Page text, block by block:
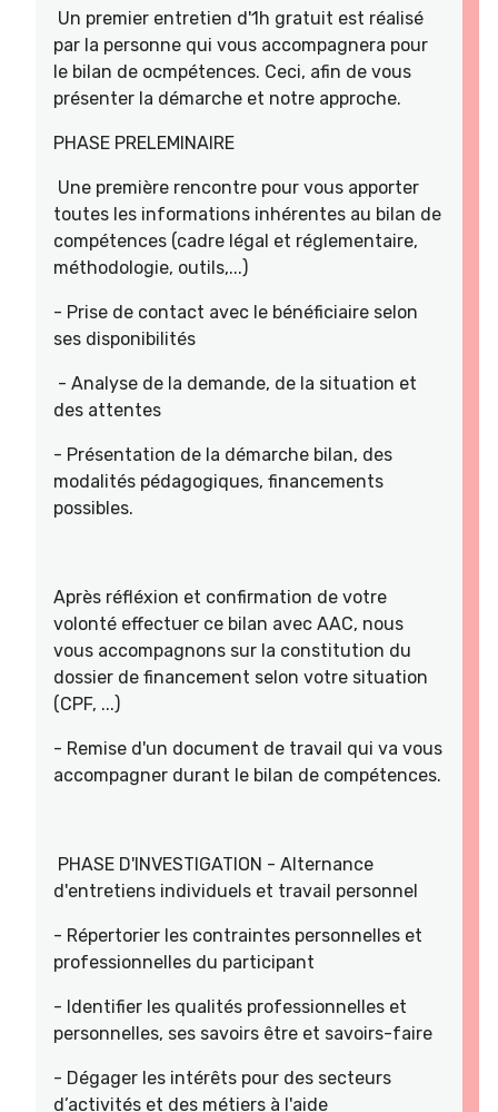
Un premier entretien d'1h gratuit est réalisé
par la personne qui vous accompagnera pour
le bilan de ocmpétences. Ceci, afin de vous
présenter la démarche et notre approche.
PHASE PRELEMINAIRE
Une première rencontre pour vous apporter
toutes les informations inhérentes au bilan de
compétences (cadre légal et réglementaire,
méthodologie, outils,...)
- Prise de contact avec le bénéficiaire selon
ses disponibilités
- Analyse de la demande, de la situation et
des attentes
- Présentation de la démarche bilan, des
modalités pédagogiques, financements
possibles.
Après réfléxion et confirmation de votre
volonté effectuer ce bilan avec AAC, nous
vous accompagnons sur la constitution du
dossier de financement selon votre situation
(CPF, ...)
- Remise d'un document de travail qui va vous
accompagner durant le bilan de compétences.
PHASE D'INVESTIGATION - Alternance
d'entretiens individuels et travail personnel
- Répertorier les contraintes personnelles et
professionnelles du participant
- Identifier les qualités professionnelles et
personnelles, ses savoirs être et savoirs-faire
- Dégager les intérêts pour des secteurs
d’activités et des métiers à l'aide